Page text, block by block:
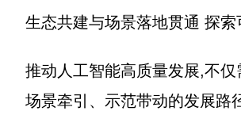
生态共建与场景落地贯通 探
推动人工智能高质量发展,不
场景牵引、示范带动的发展路